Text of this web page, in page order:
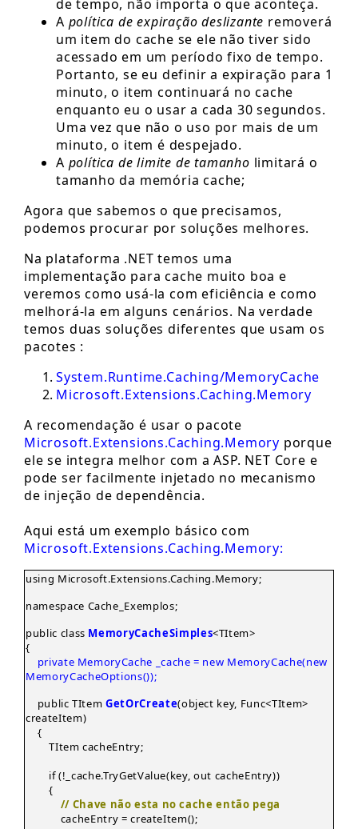
de tempo, não importa o que aconteça.
A política de expiração deslizante removerá
um item do cache se ele não tiver sido
acessado em um período fixo de tempo.
Portanto, se eu definir a expiração para 1
minuto, o item continuará no cache
enquanto eu o usar a cada 30 segundos.
Uma vez que não o uso por mais de um
minuto, o item é despejado.
A política de limite de tamanho limitará o
tamanho da memória cache;
Agora que sabemos o que precisamos,
podemos procurar por soluções melhores.
Na plataforma .NET temos uma
implementação para cache muito boa e
veremos como usá-la com eficiência e como
melhorá-la em alguns cenários. Na verdade
temos duas soluções diferentes que usam os
pacotes :
System.Runtime.Caching/MemoryCache
Microsoft.Extensions.Caching.Memory
A recomendação é usar o pacote
Microsoft.Extensions.Caching.Memory porque
ele se integra melhor com a ASP. NET Core e
pode ser facilmente injetado no mecanismo
de injeção de dependência.
Aqui está um exemplo básico com
Microsoft.Extensions.Caching.Memory:
using Microsoft.Extensions.Caching.Memory;
namespace Cache_Exemplos;
public class MemoryCacheSimples<TItem>
{
private MemoryCache _cache = new MemoryCache(new
MemoryCacheOptions());
public TItemGetOrCreate(object key, Func<TItem>
createItem)
{
TItem cacheEntry;
if (!_cache.TryGetValue(key, out cacheEntry))
{
// Chave não esta no cache então pega
cacheEntry = createItem();